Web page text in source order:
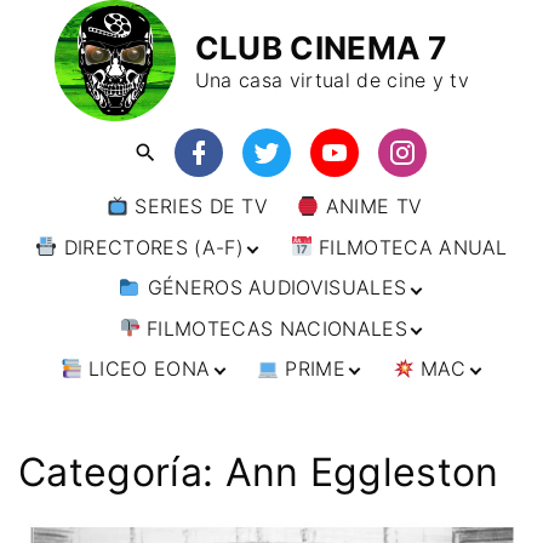
CLUB CINEMA 7
Una casa virtual de cine y tv
SERIES DE TV
ANIME TV
DIRECTORES (A-F)
DIRECTORES (F-L)
DIRECTORES (L-
W)
FILMOTECA ANUAL
GÉNEROS AUDIOVISUALES
ANIMACIÓN
ARTES MARCIALES
CINE DOCUMENTAL
ESPIONAJE
FILMOTECAS NACIONALES
AFRICA
BRASIL
CHILE
ESTADOS UNIDOS
ASIA
INDIA
JAPÓN
RUSIA
EUROPA
ALEMANIA
AUSTRIA
OCEANIA AUSTRALIA
LICEO EONA
TALLERES
ONLINE
PRIME
IMPRESCINDIBLES
MAC
ANIME
🗨 CÓMICS
Categoría: Ann Eggleston